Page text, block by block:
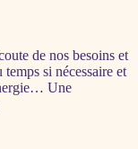
de nos besoins et
si nécessaire et
Une